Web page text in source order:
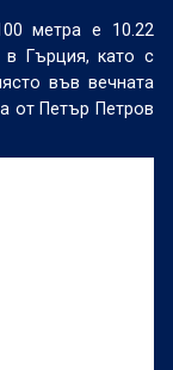
метра е 10.22
в Гърция, като с
във вечната
от Петър Петров